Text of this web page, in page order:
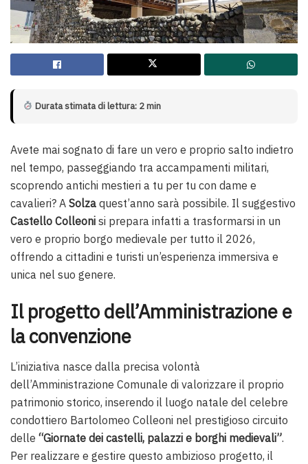
Durata stimata di lettura: 2 min
Avete mai sognato di fare un vero e proprio salto indietro
nel tempo, passeggiando tra accampamenti militari,
scoprendo antichi mestieri a tu per tu con dame e
cavalieri? A Solza quest’anno sarà possibile. Il suggestivo
Castello Colleoni si prepara infatti a trasformarsi in un
vero e proprio borgo medievale per tutto il 2026,
offrendo a cittadini e turisti un’esperienza immersiva e
unica nel suo genere.
Il progetto dell’Amministrazione e
la convenzione
L’iniziativa nasce dalla precisa volontà
dell’Amministrazione Comunale di valorizzare il proprio
patrimonio storico, inserendo il luogo natale del celebre
condottiero Bartolomeo Colleoni nel prestigioso circuito
delle “Giornate dei castelli, palazzi e borghi medievali”.
Per realizzare e gestire questo ambizioso progetto, il